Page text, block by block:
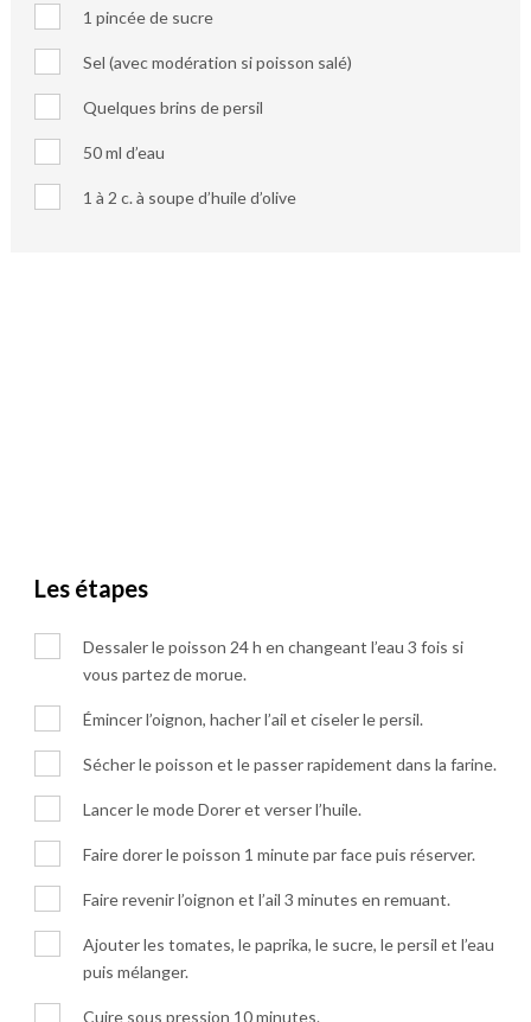
1 pincée de sucre
Sel (avec modération si poisson salé)
Quelques brins de persil
50 ml d’eau
1 à 2 c. à soupe d’huile d’olive
Les étapes
Dessaler le poisson 24 h en changeant l’eau 3 fois si
vous partez de morue.
Émincer l’oignon, hacher l’ail et ciseler le persil.
Sécher le poisson et le passer rapidement dans la farine.
Lancer le mode Dorer et verser l’huile.
Faire dorer le poisson 1 minute par face puis réserver.
Faire revenir l’oignon et l’ail 3 minutes en remuant.
Ajouter les tomates, le paprika, le sucre, le persil et l’eau
puis mélanger.
Cuire sous pression 10 minutes.